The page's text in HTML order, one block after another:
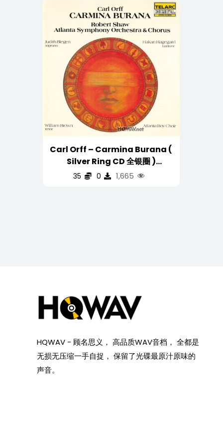
Carl Orff – Carmina Burana (
Silver Ring CD 全银圈 )
(WAV/16/44.1/612MB)
35 0 1,665
HQWAV - 顾名思义， 高品质WAV音档， 全都是
无损无压缩一手自捉， 保留了光碟最原汁原味的
声音。